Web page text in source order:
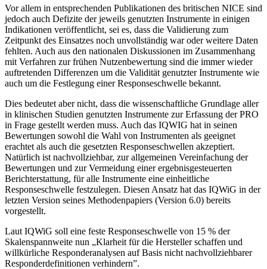
Vor allem in entsprechenden Publikationen des britischen NICE sind
jedoch auch Defizite der jeweils genutzten Instrumente in einigen
Indikationen veröffentlicht, sei es, dass die Validierung zum
Zeitpunkt des Einsatzes noch unvollständig war oder weitere Daten
fehlten. Auch aus den nationalen Diskussionen im Zusammenhang
mit Verfahren zur frühen Nutzenbewertung sind die immer wieder
auftretenden Differenzen um die Validität genutzter Instrumente wie
auch um die Festlegung einer Responseschwelle bekannt.
Dies bedeutet aber nicht, dass die wissenschaftliche Grundlage aller
in klinischen Studien genutzten Instrumente zur Erfassung der PRO
in Frage gestellt werden muss. Auch das IQWIG hat in seinen
Bewertungen sowohl die Wahl von Instrumenten als geeignet
erachtet als auch die gesetzten Responseschwellen akzeptiert.
Natürlich ist nachvollziehbar, zur allgemeinen Vereinfachung der
Bewertungen und zur Vermeidung einer ergebnisgesteuerten
Berichterstattung, für alle Instrumente eine einheitliche
Responseschwelle festzulegen. Diesen Ansatz hat das IQWiG in der
letzten Version seines Methodenpapiers (Version 6.0) bereits
vorgestellt.
Laut IQWiG soll eine feste Responseschwelle von 15 % der
Skalenspannweite nun „Klarheit für die Hersteller schaffen und
willkürliche Responderanalysen auf Basis nicht nachvollziehbarer
Responderdefinitionen verhindern”.